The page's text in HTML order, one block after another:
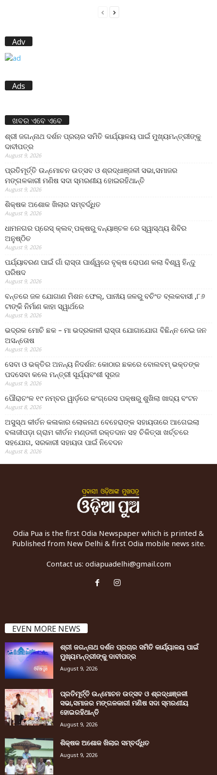
Adv
Ads
ଖବର ଏବେ ଏବେ
ଶ୍ରୀ ଜଗନ୍ନାଥ ଦର୍ଶନ ପ୍ରଚାର ସମିତି କାର୍ଯ୍ୟାଳୟ ପାଇଁ ମୁଖ୍ୟମନ୍ତ୍ରୀଙ୍କୁ
ଦାବୀପତ୍ର
August 9, 2026
ପ୍ରତିମୂର୍ତ୍ତି ଉନ୍ମୋଚନ ଉତ୍ସବ ଓ ଶ୍ରଦ୍ଧାଞ୍ଜଳୀ ସଭା,ସମାଜର
ମଙ୍ଗଳକାରୀ ମଣିଷ ସଦା ସ୍ମରଣୀୟ ହୋଇରହିଥାନ୍ତି
August 9, 2026
ଶିକ୍ଷକ ଅଶୋକ ଖିଲାର ସମ୍ବର୍ଦ୍ଧିତ
August 9, 2026
ଧାମନଗର ପ୍ରେସ୍ କ୍ଲବ୍ ପକ୍ଷରୁ ବନ୍ୟାଞ୍ଚଳ ରେ ସ୍ୱାସ୍ଥ୍ୟ ଶିବିର
ଅନୁଷ୍ଠିତ
August 9, 2026
ପର୍ଯ୍ୟାବରଣ ପାଇଁ ଗାଁ ରାସ୍ତା ପାର୍ଶ୍ୱରେ ବୃକ୍ଷ ରୋପଣ କଲା ବିଶ୍ୱ ହିନ୍ଦୁ
ପରିଷଦ
August 9, 2026
ବନ୍ତରେ ଜଳ ଯୋଗାଣ ମିଶନ ଫେଲ୍‌, ପାନୀୟ ଜଳରୁ ବଚିଂତ ବ୍ଲକବାସୀ ,୮୬
ଟାଙ୍କି ନିର୍ମାଣ କାହା ସ୍ୱାର୍ଥରେ
August 9, 2026
ଭଦ୍ରକ ମୋଚି ଛକ – ମା ଭଦ୍ରକାଳୀ ରାସ୍ତା ଯୋଗାଯୋଗ ବିଛିନ୍ନ ନେଇ ଜନ
ଅସନ୍ତୋଷ
August 9, 2026
ସେବା ଓ ଭକ୍ତିର ଅନନ୍ୟ ନିଦର୍ଶନ: କୋଠାର ଛକରେ ବୋଲବମ୍ ଭକ୍ତଙ୍କ
ପଦସେବା କଲେ ମନ୍ତ୍ରୀ ସୂର୍ଯ୍ୟବଂଶୀ ସୂରଜ
August 9, 2026
ପୌରାଚଂଳ ୧୯ ନମ୍ବର ୱାର୍ଡ଼ରେ କଂଗ୍ରେସ ପକ୍ଷରୁ ଶୁଖିଲା ଖାଦ୍ୟ ବଂଟନ
August 8, 2026
ଅସୁସ୍ଥ କୀର୍ତନ କଳାକାର ଲୋକନାଥ ବେହେରାଙ୍କ ସହାୟତାରେ ଆଗେଇଲା
ବଳାଜୀପଡ଼ା ଗ୍ରାମ କୀର୍ତନ ମଣ୍ଡଳୀ ରକ୍ତଦାନ ସହ ଚିକିତ୍ସା ଖର୍ଚ୍ଚରେ
ସହଯୋଗ, ସରକାରୀ ସହାୟତା ପାଇଁ ନିବେଦନ
August 8, 2026
Odia Pua is the first Odia Newspaper which is printed &
Published from New Delhi & first Odia mobile news site.
Contact us: odiapuadelhi@gmail.com
EVEN MORE NEWS
ଶ୍ରୀ ଜଗନ୍ନାଥ ଦର୍ଶନ ପ୍ରଚାର ସମିତି କାର୍ଯ୍ୟାଳୟ ପାଇଁ
ମୁଖ୍ୟମନ୍ତ୍ରୀଙ୍କୁ ଦାବୀପତ୍ର
August 9, 2026
ପ୍ରତିମୂର୍ତ୍ତି ଉନ୍ମୋଚନ ଉତ୍ସବ ଓ ଶ୍ରଦ୍ଧାଞ୍ଜଳୀ
ସଭା,ସମାଜର ମଙ୍ଗଳକାରୀ ମଣିଷ ସଦା ସ୍ମରଣୀୟ
ହୋଇରହିଥାନ୍ତି
August 9, 2026
ଶିକ୍ଷକ ଅଶୋକ ଖିଲାର ସମ୍ବର୍ଦ୍ଧିତ
August 9, 2026